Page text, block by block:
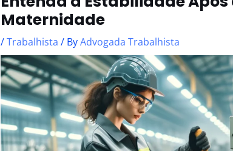
Maternidade
/Trabalhista / ByAdvogada Trabalhista